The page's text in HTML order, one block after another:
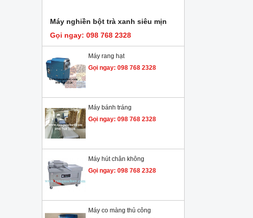
Máy nghiền bột trà xanh siêu mịn
Gọi ngay: 098 768 2328
Máy rang hạt
Gọi ngay: 098 768 2328
Máy bánh tráng
Gọi ngay: 098 768 2328
Máy hút chân không
Gọi ngay: 098 768 2328
Máy co màng thủ công